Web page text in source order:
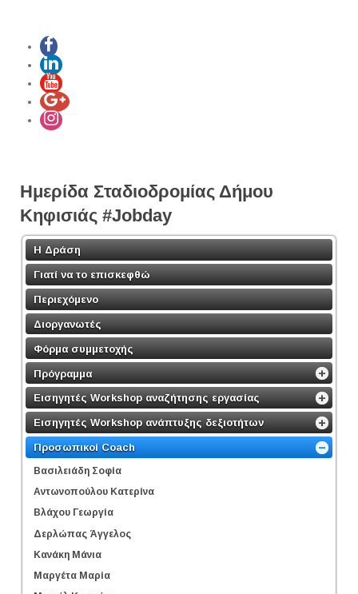
Ημερίδα Σταδιοδρομίας Δήμου
Κηφισιάς #Jobday
Η Δράση
Γιατί να το επισκεφθώ
Περιεχόμενο
Διοργανωτές
Φόρμα συμμετοχής
Πρόγραμμα
Εισηγητές Workshop αναζήτησης εργασίας
Εισηγητές Workshop ανάπτυξης δεξιοτήτων
Προσωπικοί Coach
Βασιλειάδη Σοφία
Αντωνοπούλου Κατερίνα
Βλάχου Γεωργία
Δερλώπας Άγγελος
Κανάκη Μάνια
Μαργέτα Μαρία